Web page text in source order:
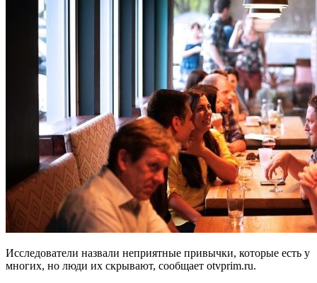
Исследователи назвали неприятные привычки, которые есть у
многих, но люди их скрывают, сообщает otvprim.ru.